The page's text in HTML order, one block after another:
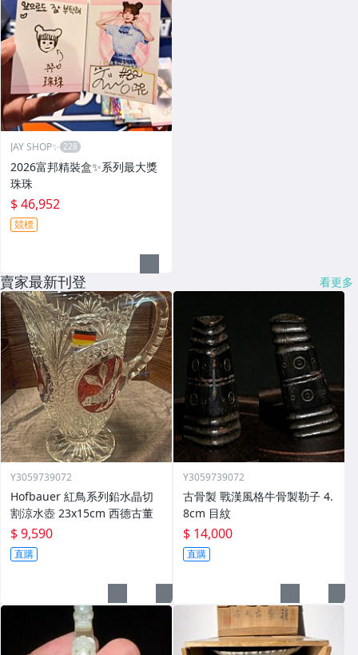
JAY SHOP✨
2026富邦精裝盒✨系列最大獎
珠珠
$ 46,952
競標
賣家最新刊登 看更多
Y3059739072
Hofbauer 紅鳥系列鉛水晶切
割涼水壺 23x15cm 西德古董
$ 9,590
直購
Y3059739072
古骨製 戰漢風格牛骨製勒子 4.
8cm 目紋
$ 14,000
直購